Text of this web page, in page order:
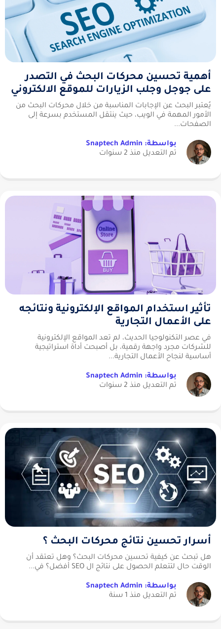
أهمية تحسين محركات البحث في التصدر
على جوجل وجلب الزيارات للموقع الالكتروني
يُعتبر البحث عن الإجابات المناسبة من خلال محركات البحث من
الأمور المهمة في الويب، حيث ينتقل المستخدم بسرعة إلى
الصفحات...
بواسطة: Snaptech Admin
تم التعديل منذ 2 سنوات
تأثير استخدام المواقع الإلكترونية ونتائجه
على الأعمال التجارية
في عصر التكنولوجيا الحديث، لم تعد المواقع الإلكترونية
للشركات مجرد واجهة رقمية، بل أصبحت أداة استراتيجية
أساسية لنجاح الأعمال التجارية...
بواسطة: Snaptech Admin
تم التعديل منذ 2 سنوات
أسرار تحسين نتائج محركات البحث ؟
هل تبحث عن كيفية تحسين محركات البحث؟ وهل تعتقد أن
الوقت حال لتتعلم الحصول على نتائج ال SEO أفضل؟ في...
بواسطة: Snaptech Admin
تم التعديل منذ 1 سنة